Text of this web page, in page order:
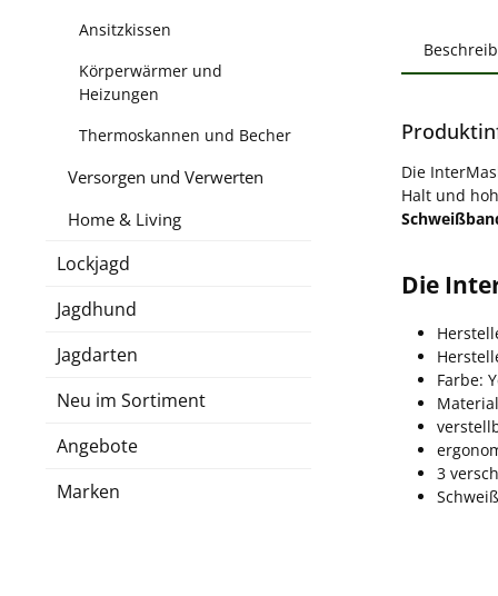
Ansitzkissen
Körperwärmer und
Heizungen
Thermoskannen und Becher
Versorgen und Verwerten
Home & Living
Lockjagd
Jagdhund
Jagdarten
Neu im Sortiment
Angebote
Marken
Die
Halt und
Die
Farbe:
3